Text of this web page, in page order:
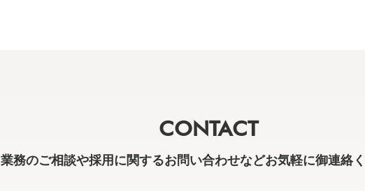
CONTACT
業務のご相談や採用に関するお問い合わせなどお気軽に御連絡